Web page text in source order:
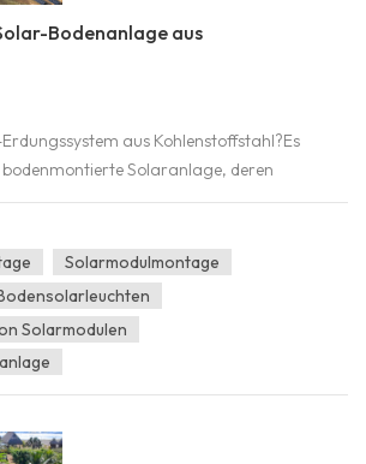
Bodenanlage aus
aus Kohlenstoffstahl?Es
bodenmontierte Solaranlage, deren
Schienen, Pfetten) aus Kohlenstoffstahl
mit einer Schutzbeschichtung versehen
PV-Module in einem optimalen...
Solarmodulmontage
Solarmodulen